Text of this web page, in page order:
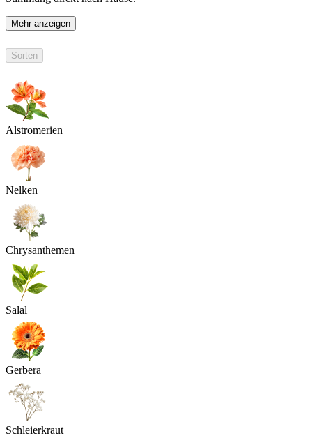
Mehr anzeigen
Sorten
Alstromerien
Nelken
Chrysanthemen
Salal
Gerbera
Schleierkraut